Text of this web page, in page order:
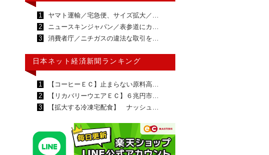
1
ヤマト運輸／宅急便、サイズ拡大／…
2
ニュースキンジャパン／表参道にカ…
3
消費者庁／ニチガスの違法な取引を…
日本ネット経済新聞ランキング
1
【コーヒーＥＣ】止まらない原料高…
2
【リカバリーウエアＥＣ】６兆円市…
3
【拡大する冷凍宅配食】 ナッシュ…